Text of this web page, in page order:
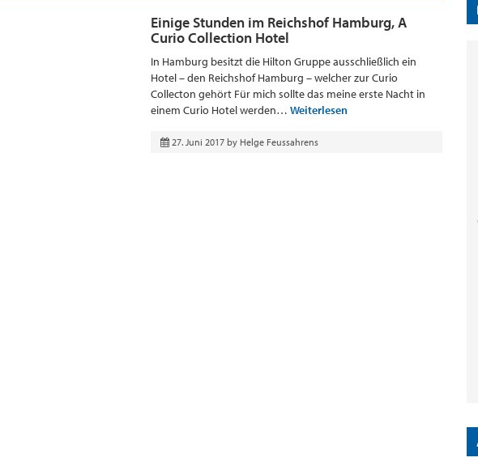
Einige Stunden im Reichshof Hamburg, A
Curio Collection Hotel
In Hamburg besitzt die Hilton Gruppe ausschließlich ein
Hotel – den Reichshof Hamburg – welcher zur Curio
Collecton gehört Für mich sollte das meine erste Nacht in
einem Curio Hotel werden… Weiterlesen
27. Juni 2017 by Helge Feussahrens